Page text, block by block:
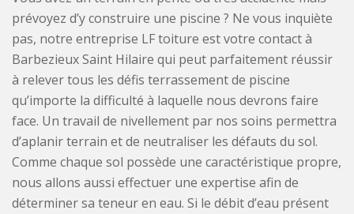
prévoyez d’y construire une piscine ? Ne vous inquiète
pas, notre entreprise LF toiture est votre contact à
Barbezieux Saint Hilaire qui peut parfaitement réussir
à relever tous les défis terrassement de piscine
qu’importe la difficulté à laquelle nous devrons faire
face. Un travail de nivellement par nos soins permettra
d’aplanir terrain et de neutraliser les défauts du sol.
Comme chaque sol possède une caractéristique propre,
nous allons aussi effectuer une expertise afin de
déterminer sa teneur en eau. Si le débit d’eau présent